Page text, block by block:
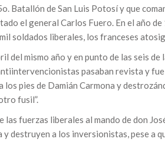
Batallón de San Luis Potosí y que
el general Carlos Fuero. En el año
soldados liberales, los franceses
del mismo año y en punto de las seis
pasaban revista y
los pies de Damián Carmona y
fusil”.
las fuerzas liberales al mando de don
y destruyen a los inversionistas, pese a